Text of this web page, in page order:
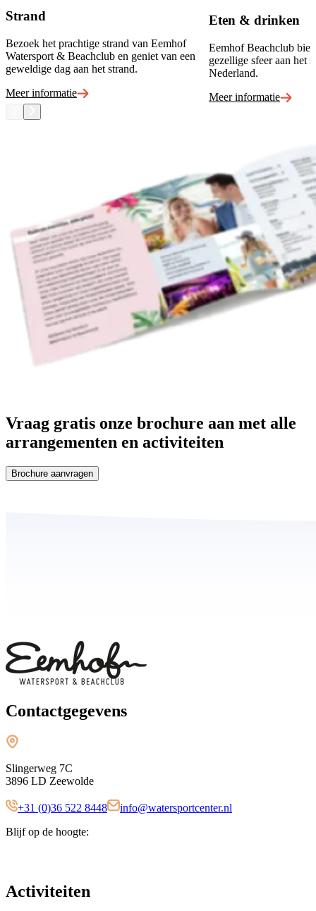
Strand
Bezoek het prachtige strand van Eemhof
Watersport & Beachclub en geniet van een
geweldige dag aan het strand.
Meer informatie
Eten & drinken
Eemhof Beachclub
gezellige sfeer aan het
Nederland.
Meer informatie
Vraag gratis onze brochure aan met alle
arrangementen en activiteiten
Brochure aanvragen
Contactgegevens
Slingerweg 7C
3896 LD Zeewolde
+31 (0)36 522 8448
info@watersportcenter.nl
Blijf op de hoogte:
Activiteiten